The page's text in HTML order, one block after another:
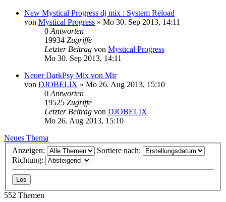
New Mystical Progress dj mix : System Reload
von Mystical Progress » Mo 30. Sep 2013, 14:11
0 Antworten
19934 Zugriffe
Letzter Beitrag von Mystical Progress
Mo 30. Sep 2013, 14:11
Neuer DarkPsy Mix von Mir
von DJOBELIX » Mo 26. Aug 2013, 15:10
0 Antworten
19525 Zugriffe
Letzter Beitrag von DJOBELIX
Mo 26. Aug 2013, 15:10
Neues Thema
Anzeigen:
Sortiere nach:
Richtung:
552 Themen